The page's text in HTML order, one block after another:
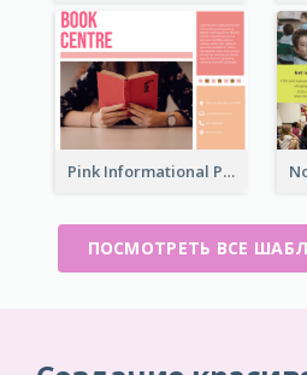
Pink Informational Pamphlet
ПОСМОТРЕТЬ ВСЕ